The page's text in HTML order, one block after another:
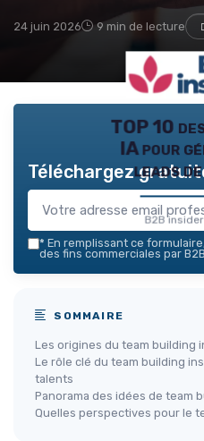
24 juin 2026 9 min de lecture
TOP 10
IA pour
leads
B2B
Téléchargez
* En remplissant ce
des fins commerciales par
SOMMAIRE
Les origines du team building
Le rôle clé du team building
talents
Panorama des idées de team
Quelles perspectives pour le
* En rejoignant le club,
de B2B Insiders et les
Non merci,